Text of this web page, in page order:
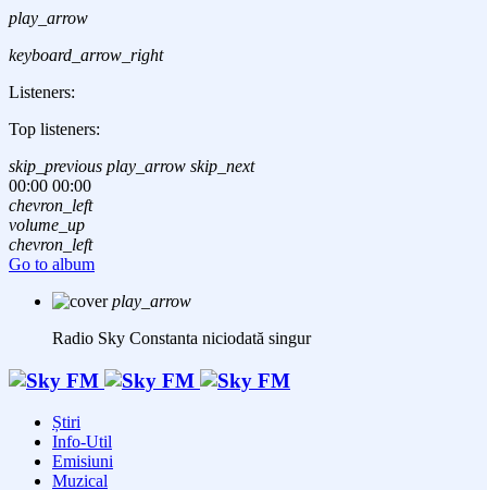
play_arrow
keyboard_arrow_right
Listeners:
Top listeners:
skip_previous play_arrow skip_next
00:00 00:00
chevron_left
volume_up
chevron_left
Go to album
play_arrow
Radio Sky Constanta niciodată singur
Știri
Info-Util
Emisiuni
Muzical